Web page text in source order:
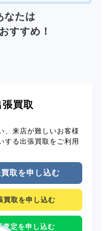
なたは
すすめ！
張買取
、来店が難しいお客様
する出張買取をご利用
取を申し込む
買取を申し込む
査定を申し込む